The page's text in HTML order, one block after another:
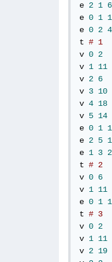
e 2 1
e 0 1
e 0 2 4
t # 1
v 0 2
v 1 11
v 2 6
v 3 10
v 4 18
v 5 14
e 0 1
e 2 5
e 1 3
t # 2
v 0 6
v 1 11
e 0 1
t # 3
v 0 2
v 1 11
v 2 19